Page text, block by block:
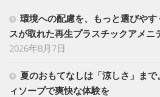
環境への配慮を、もっと選びや
スが取れた再生プラスチックアメニ
2026年8月7日
夏のおもてなしは「涼しさ」ま
ィソープで爽快な体験を